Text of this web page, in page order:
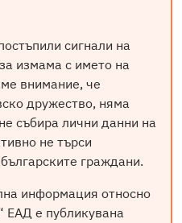
сигнали на
измама с името на
внимание, че
дружество, няма
събира лични данни на
не търси
граждани.
информация относно
ЕАД е публикувана